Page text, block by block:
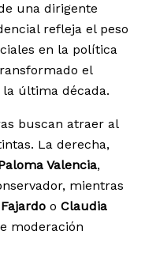
una dirigente
refleja el peso
en la política
el
última década.
buscan atraer al
La derecha,
Valencia,
mientras
o Claudia
moderación